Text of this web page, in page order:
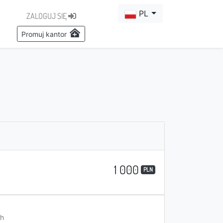
ZALOGUJ SIĘ
Promuj kantor
PL
1 000 PLN